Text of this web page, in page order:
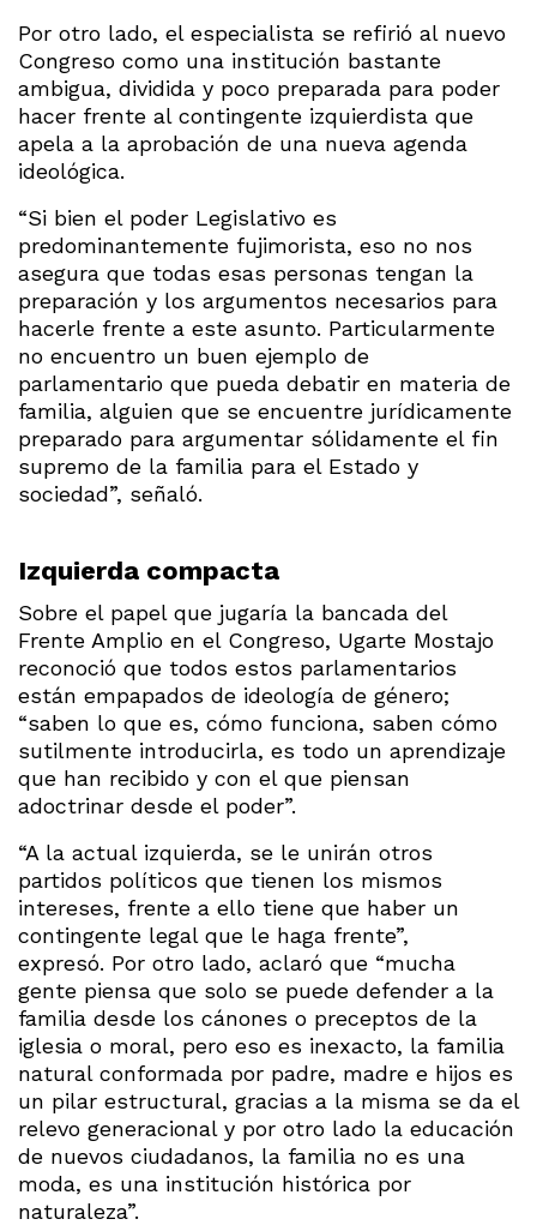
Por otro lado, el especialista se refirió al nuevo
Congreso como una institución bastante
ambigua, dividida y poco preparada para poder
hacer frente al contingente izquierdista que
apela a la aprobación de una nueva agenda
ideológica.
“Si bien el poder Legislativo es
predominantemente fujimorista, eso no nos
asegura que todas esas personas tengan la
preparación y los argumentos necesarios para
hacerle frente a este asunto. Particularmente
no encuentro un buen ejemplo de
parlamentario que pueda debatir en materia de
familia, alguien que se encuentre jurídicamente
preparado para argumentar sólidamente el fin
supremo de la familia para el Estado y
sociedad”, señaló.
Izquierda compacta
Sobre el papel que jugaría la bancada del
Frente Amplio en el Congreso, Ugarte Mostajo
reconoció que todos estos parlamentarios
están empapados de ideología de género;
“saben lo que es, cómo funciona, saben cómo
sutilmente introducirla, es todo un aprendizaje
que han recibido y con el que piensan
adoctrinar desde el poder”.
“A la actual izquierda, se le unirán otros
partidos políticos que tienen los mismos
intereses, frente a ello tiene que haber un
contingente legal que le haga frente”,
expresó. Por otro lado, aclaró que “mucha
gente piensa que solo se puede defender a la
familia desde los cánones o preceptos de la
iglesia o moral, pero eso es inexacto, la familia
natural conformada por padre, madre e hijos es
un pilar estructural, gracias a la misma se da el
relevo generacional y por otro lado la educación
de nuevos ciudadanos, la familia no es una
moda, es una institución histórica por
naturaleza”.